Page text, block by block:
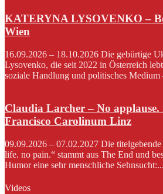
KATERYNA LYSOVENKO –
Wien
16.09.2026 – 18.10.2026 Die gebürtige
Lysovenko, die seit 2022 in Österreich
soziale Handlung und politisches Medium
Claudia Larcher – No
Francisco Carolinum Linz
09.09.2026 – 07.02.2027 Die
life. no pain.“ stammt aus The End und
Humor eine sehr menschliche Sehnsucht:...
Videos